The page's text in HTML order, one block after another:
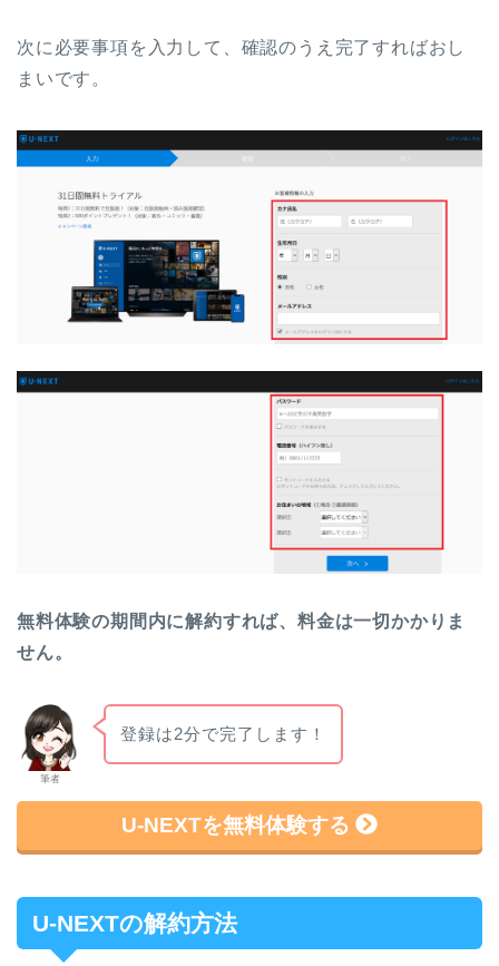
次に必要事項を入力して、確認のうえ完了すればおし
まいです。
無料体験の期間内に解約すれば、料金は一切かかりま
せん。
筆者
登録は2分で完了します！
U-NEXTを無料体験する
U-NEXTの解約方法